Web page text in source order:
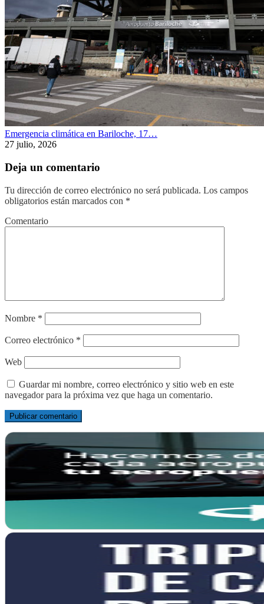
Emergencia climática en Bariloche, 17…
27 julio, 2026
Deja un comentario
Tu dirección de correo electrónico no será publicada. Los campos
obligatorios están marcados con *
Comentario
Nombre *
Correo electrónico *
Web
Guardar mi nombre, correo electrónico y sitio web en este
navegador para la próxima vez que haga un comentario.